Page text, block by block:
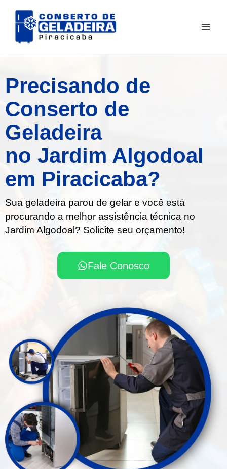
para
Precisando de
Conserto de
Geladeira
no Jardim Algodoal
em Piracicaba?
Sua geladeira parou de gelar e você está
procurando a melhor assistência técnica no
Jardim Algodoal? Solicite seu orçamento!
Fale Conosco